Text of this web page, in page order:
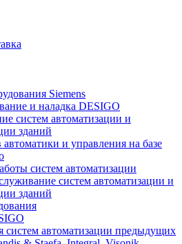
Siemens
и наладка DESIGO
систем автоматизации и
зданий
и управления на базе
систем автоматизации
систем автоматизации и
зданий
систем автоматизации предыдущих